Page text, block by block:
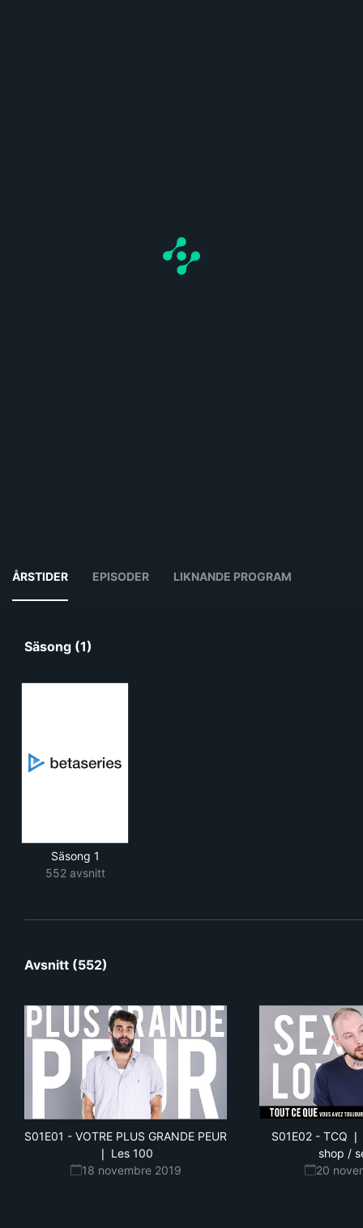
ÅRSTIDER EPISODER LIKNANDE PROGRAM
Säsong (1)
Säsong 1
552 avsnitt
Avsnitt (552)
S01E01 - VOTRE PLUS GRANDE PEUR
❘ Les 100
18 novembre 2019
S01E02- TCQ ❘
shop /
20